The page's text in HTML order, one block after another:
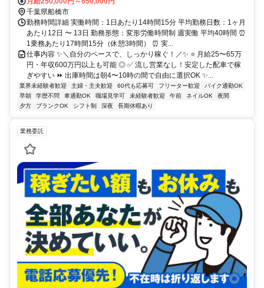
千葉県船橋市
勤務時間詳細 実働時間：1日あたり14時間15分 平均勤務日数：1ヶ月
あたり12日 〜 13日 勤務形態：変形労働時間制 週実働 平均40時間 ⏰
1乗務あたり17時間15分（休憩3時間） ⏰ 実...
仕事内容 ✨＼自分のペースで、しっかり稼ぐ！／✨ ⭐ 月給25〜65万
円・年収600万円以上も可能 ◎ ✅ 流し営業なし！安定した配車で稼
ぎやすい ⏩ 出庫時間は朝4〜10時の間で自由に選択OK ✨...
業界未経験者歓迎 主婦・主夫歓迎 60代も応募可 フリーター歓迎
バイク通勤OK
早朝
学歴不問 車通勤OK 職場見学可 未経験者歓迎 午前 ネイルOK
夜間
夕方
ブランクOK シフト制 深夜 長期休暇あり
業務委託